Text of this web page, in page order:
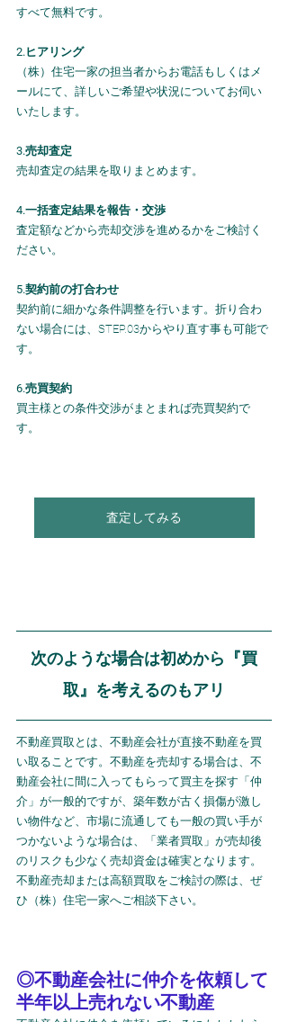
すべて無料です。
2.ヒアリング
（株）住宅一家の担当者からお電話もしくはメ
ールにて、詳しいご希望や状況についてお伺い
いたします。
3.売却査定
売却査定の結果を取りまとめます。
4.一括査定結果を報告・交渉
査定額などから売却交渉を進めるかをご検討く
ださい。
5.契約前の打合わせ
契約前に細かな条件調整を行います。折り合わ
ない場合には、STEP.03からやり直す事も可能で
す。
6.売買契約
買主様との条件交渉がまとまれば売買契約で
す。
査定してみる
次のような場合は初めから『買
取』を考えるのもアリ
不動産買取とは、不動産会社が直接不動産を買
い取ることです。不動産を売却する場合は、不
動産会社に間に入ってもらって買主を探す「仲
介」が一般的ですが、築年数が古く損傷が激し
い物件など、市場に流通しても一般の買い手が
つかないような場合は、「業者買取」が売却後
のリスクも少なく売却資金は確実となります。
不動産売却または高額買取をご検討の際は、ぜ
ひ（株）住宅一家へご相談下さい。
◎不動産会社に仲介を依頼して
半年以上売れない不動産